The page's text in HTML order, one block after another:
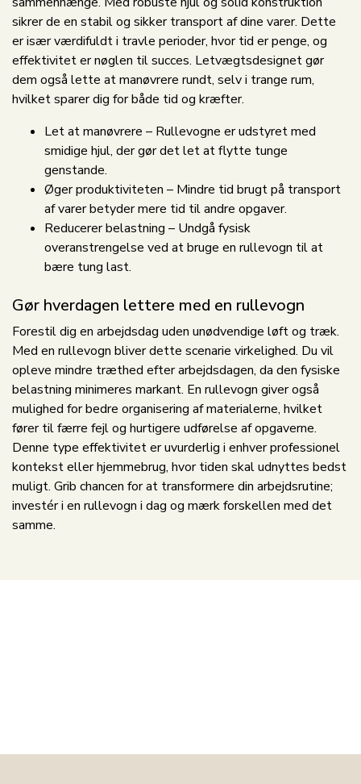
sikrer de en stabil og sikker transport af dine varer. Dette
er især værdifuldt i travle perioder, hvor tid er penge, og
effektivitet er nøglen til succes. Letvægtsdesignet gør
dem også lette at manøvrere rundt, selv i trange rum,
hvilket sparer dig for både tid og kræfter.
Let at manøvrere – Rullevogne er udstyret med
smidige hjul, der gør det let at flytte tunge
genstande.
Øger produktiviteten – Mindre tid brugt på transport
af varer betyder mere tid til andre opgaver.
Reducerer belastning – Undgå fysisk
overanstrengelse ved at bruge en rullevogn til at
bære tung last.
Gør hverdagen lettere med en rullevogn
Forestil dig en arbejdsdag uden unødvendige løft og træk.
Med en rullevogn bliver dette scenarie virkelighed. Du vil
opleve mindre træthed efter arbejdsdagen, da den fysiske
belastning minimeres markant. En rullevogn giver også
mulighed for bedre organisering af materialerne, hvilket
fører til færre fejl og hurtigere udførelse af opgaverne.
Denne type effektivitet er uvurderlig i enhver professionel
kontekst eller hjemmebrug, hvor tiden skal udnyttes bedst
muligt. Grib chancen for at transformere din arbejdsrutine;
investér i en rullevogn i dag og mærk forskellen med det
samme.